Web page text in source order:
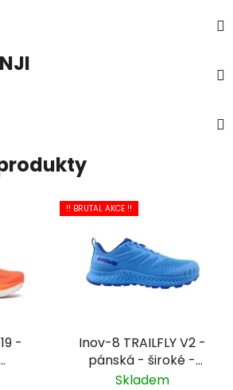
-
!! BRUTAL AKCE !!
Inov-8 TRAILFLY V2 -
pánská - široké -
modrá
Skladem